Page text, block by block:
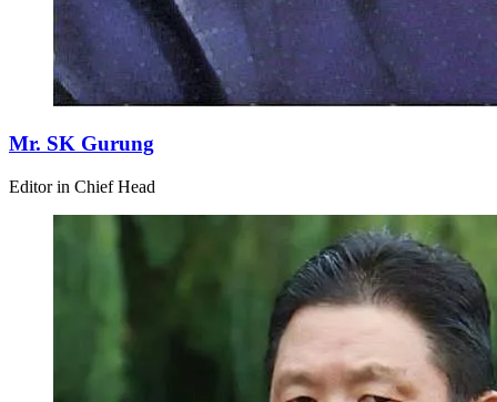
Mr. SK Gurung
Editor in Chief Head